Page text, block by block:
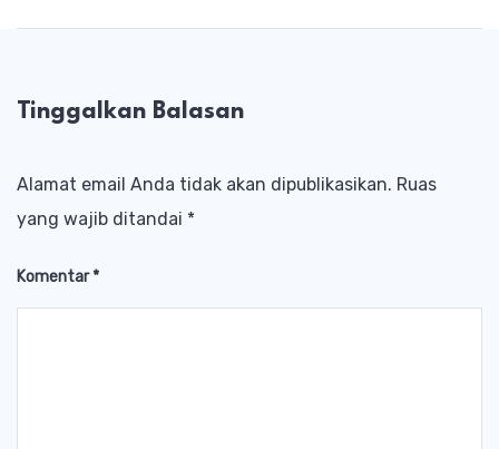
Tinggalkan Balasan
Alamat email Anda tidak akan dipublikasikan. Ruas
yang wajib ditandai *
Komentar*